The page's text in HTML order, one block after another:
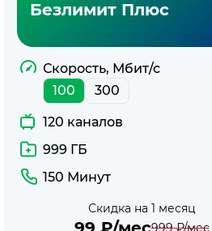
Безлимит Плюс
Скорость, Мбит/с
100
300
120 каналов
999 ГБ
150 Минут
Скидка на 1 месяц
999₽/мес